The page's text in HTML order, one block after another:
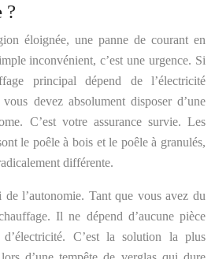
?
éloignée, une panne de courant en
inconvénient, c’est une urgence. Si
principal dépend de l’électricité
devez absolument disposer d’une
C’est votre assurance survie. Les
le poêle à bois et le poêle à granulés,
différente.
l’autonomie. Tant que vous avez du
Il ne dépend d’aucune pièce
C’est la solution la plus